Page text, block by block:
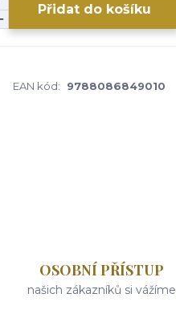
Přidat do košíku
EAN kód:
9788086849010
OSOBNÍ PŘÍSTUP
našich zákazníků si vážíme